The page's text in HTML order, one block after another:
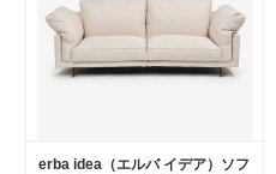
erba idea（エルバ イデア）ソフ